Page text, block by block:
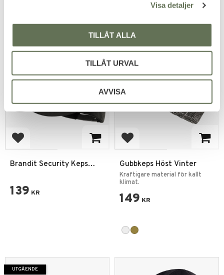
Visa detaljer
TILLÅT ALLA
TILLÅT URVAL
AVVISA
Lägg till i favoriter
Brandit Security Keps
139 KR
Lägg till i favoriter
Gubbkeps Höst Vinter
Kraftigare material för kallt
klimat.
149 KR
UTGÅENDE